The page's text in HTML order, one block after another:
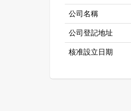
公司名稱
公司登記地址
核准設立日期